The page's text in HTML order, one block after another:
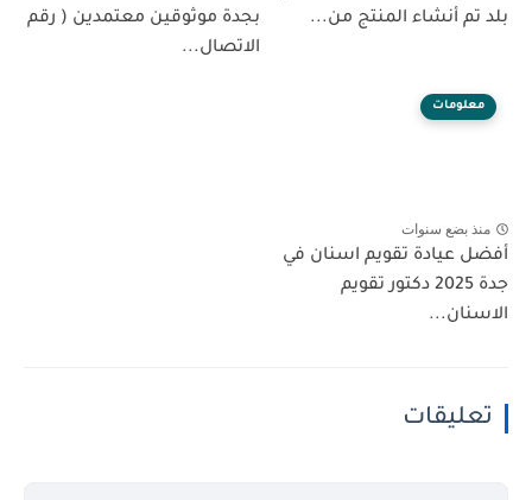
بلد تم أنشاء المنتج من...
بجدة موثوقين معتمدين ( رقم
الاتصال...
معلومات
منذ بضع سنوات
أفضل عيادة تقويم اسنان في
جدة 2025 دكتور تقويم
الاسنان...
تعليقات